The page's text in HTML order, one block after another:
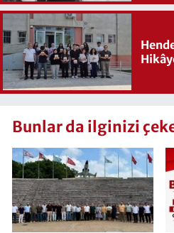
Bunlar da ilginizi